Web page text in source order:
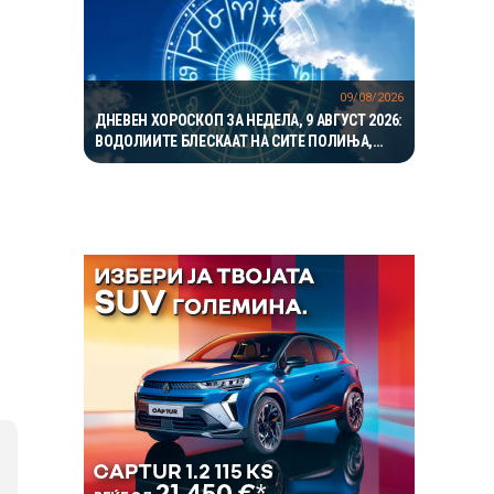
ДНЕВЕН ХОРОСКОП ЗА НЕДЕЛА, 9 АВГУСТ 2026:
ВОДОЛИИТЕ БЛЕСКААТ НА СИТЕ ПОЛИЊА,
ЈАРЦИТЕ ВО ЉУБОВТА, А БЛИЗНАЦИТЕ ВО
09/08/2026